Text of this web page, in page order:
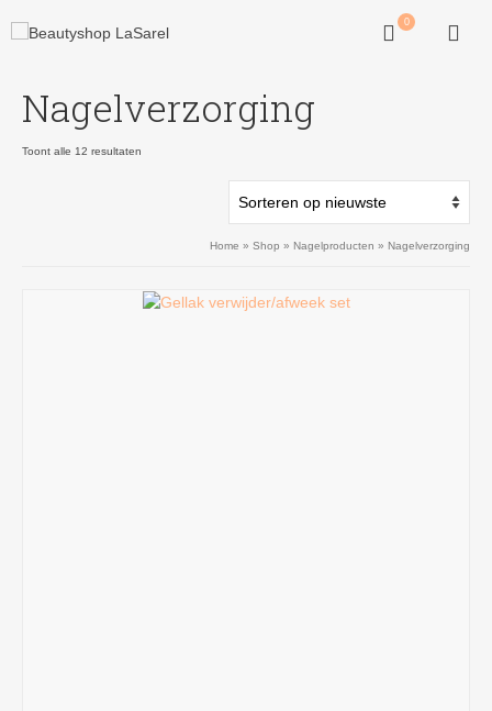
0
Nagelverzorging
Toont alle 12 resultaten
Home » Shop » Nagelproducten » Nagelverzorging